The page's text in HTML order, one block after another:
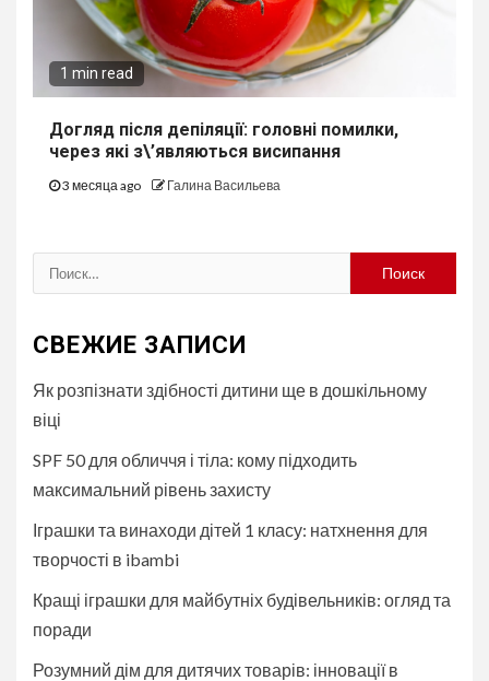
1 min read
Догляд після депіляції: головні помилки,
через які з\’являються висипання
3 месяца ago Галина Васильева
Найти:
СВЕЖИЕ ЗАПИСИ
Як розпізнати здібності дитини ще в дошкільному
віці
SPF 50 для обличчя і тіла: кому підходить
максимальний рівень захисту
Іграшки та винаходи дітей 1 класу: натхнення для
творчості в ibambi
Кращі іграшки для майбутніх будівельників: огляд та
поради
Розумний дім для дитячих товарів: інновації в